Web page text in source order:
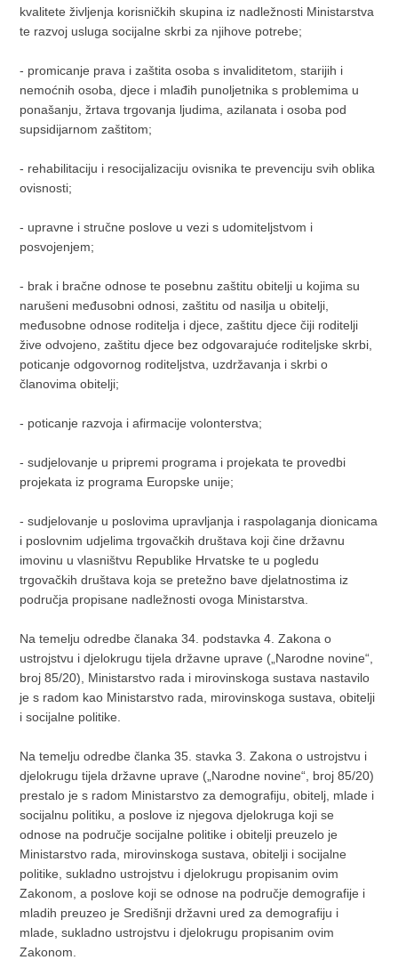
kvalitete življenja korisničkih skupina iz nadležnosti Ministarstva
te razvoj usluga socijalne skrbi za njihove potrebe;
- promicanje prava i zaštita osoba s invaliditetom, starijih i
nemoćnih osoba, djece i mlađih punoljetnika s problemima u
ponašanju, žrtava trgovanja ljudima, azilanata i osoba pod
supsidijarnom zaštitom;
- rehabilitaciju i resocijalizaciju ovisnika te prevenciju svih oblika
ovisnosti;
- upravne i stručne poslove u vezi s udomiteljstvom i
posvojenjem;
- brak i bračne odnose te posebnu zaštitu obitelji u kojima su
narušeni međusobni odnosi, zaštitu od nasilja u obitelji,
međusobne odnose roditelja i djece, zaštitu djece čiji roditelji
žive odvojeno, zaštitu djece bez odgovarajuće roditeljske skrbi,
poticanje odgovornog roditeljstva, uzdržavanja i skrbi o
članovima obitelji;
- poticanje razvoja i afirmacije volonterstva;
- sudjelovanje u pripremi programa i projekata te provedbi
projekata iz programa Europske unije;
- sudjelovanje u poslovima upravljanja i raspolaganja dionicama
i poslovnim udjelima trgovačkih društava koji čine državnu
imovinu u vlasništvu Republike Hrvatske te u pogledu
trgovačkih društava koja se pretežno bave djelatnostima iz
područja propisane nadležnosti ovoga Ministarstva.
Na temelju odredbe članaka 34. podstavka 4. Zakona o
ustrojstvu i djelokrugu tijela državne uprave („Narodne novine“,
broj 85/20), Ministarstvo rada i mirovinskoga sustava nastavilo
je s radom kao Ministarstvo rada, mirovinskoga sustava, obitelji
i socijalne politike.
Na temelju odredbe članka 35. stavka 3. Zakona o ustrojstvu i
djelokrugu tijela državne uprave („Narodne novine“, broj 85/20)
prestalo je s radom Ministarstvo za demografiju, obitelj, mlade i
socijalnu politiku, a poslove iz njegova djelokruga koji se
odnose na područje socijalne politike i obitelji preuzelo je
Ministarstvo rada, mirovinskoga sustava, obitelji i socijalne
politike, sukladno ustrojstvu i djelokrugu propisanim ovim
Zakonom, a poslove koji se odnose na područje demografije i
mladih preuzeo je Središnji državni ured za demografiju i
mlade, sukladno ustrojstvu i djelokrugu propisanim ovim
Zakonom.